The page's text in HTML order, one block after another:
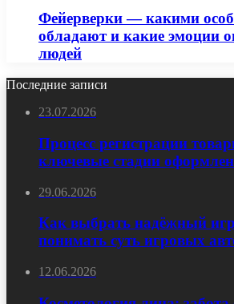
Фейерверки — какими
обладают и какие эмоции
людей
Последние записи
23.07.2026
Процесс регистрации
ключевые стадии
29.06.2026
Как выбрать надёжный
понимать суть игровых
12.06.2026